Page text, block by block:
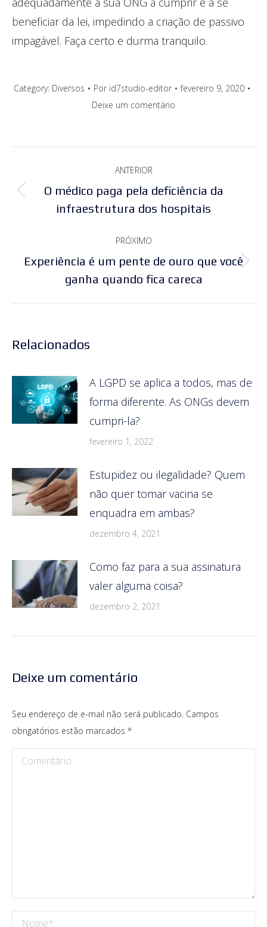
beneficiar da lei, impedindo a criação de passivo
impagável. Faça certo e durma tranquilo.
Category: Diversos Por id7studio-editor
fevereiro 9, 2020
Deixe um comentário
de
ANTERIOR
Post
anterior:
O médico paga pela deficiência da
infraestrutura dos hospitais
PRÓXIMO
Próximo
post:
Experiência é um pente de ouro que você
ganha quando fica careca
Relacionados
A LGPD se aplica a todos, mas de
forma diferente. As ONGs devem
cumpri-la?
fevereiro 1, 2022
Estupidez ou ilegalidade? Quem
não quer tomar vacina se
enquadra em ambas?
dezembro 4, 2021
Como faz para a sua assinatura
valer alguma coisa?
dezembro 2, 2021
Deixe um comentário
Seu endereço de e-mail não será publicado. Campos
obrigatórios estão marcados *
Comentário
Nome *